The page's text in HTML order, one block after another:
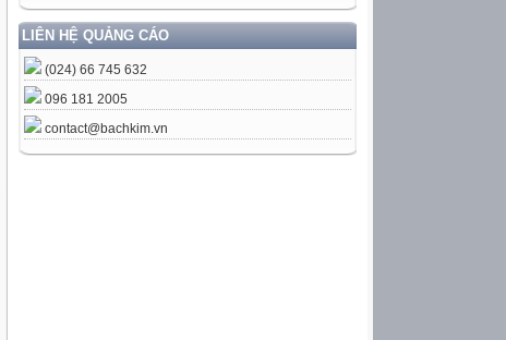
LIÊN HỆ QUẢNG CÁO
(024) 66 745 632
096 181 2005
contact@bachkim.vn